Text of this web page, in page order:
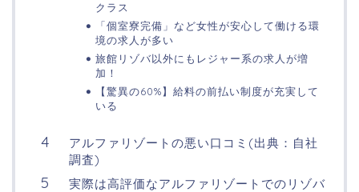
クラス
「個室寮完備」など女性が安心して働ける環
境の求人が多い
旅館リゾバ以外にもレジャー系の求人が増
加！
【驚異の60%】給料の前払い制度が充実して
いる
アルファリゾートの悪い口コミ(出典：自社
調査)
実際は高評価なアルファリゾートでのリゾバ